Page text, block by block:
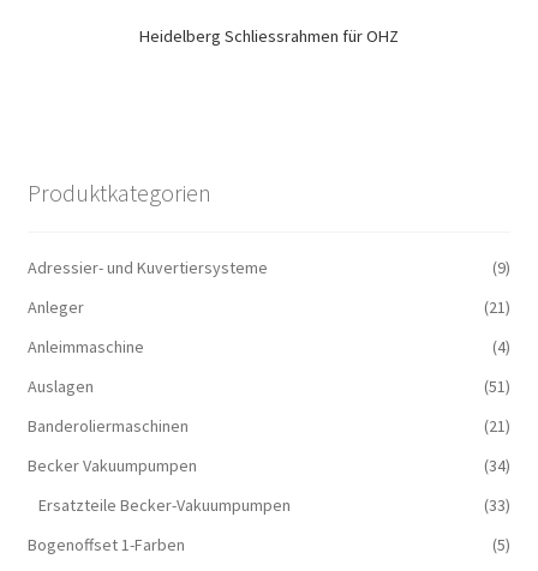
Heidelberg Schliessrahmen für OHZ
Produktkategorien
Adressier- und Kuvertiersysteme
(9)
Anleger
(21)
Anleimmaschine
(4)
Auslagen
(51)
Banderoliermaschinen
(21)
Becker Vakuumpumpen
(34)
Ersatzteile Becker-Vakuumpumpen
(33)
Bogenoffset 1-Farben
(5)